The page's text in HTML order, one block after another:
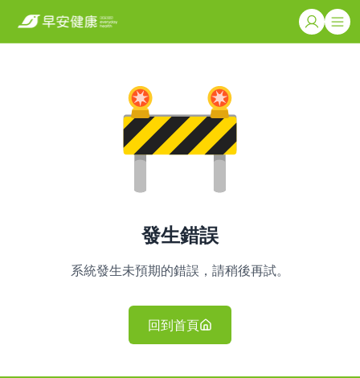
發生錯誤
系統發生未預期的錯誤，請稍後再試。
回到首頁